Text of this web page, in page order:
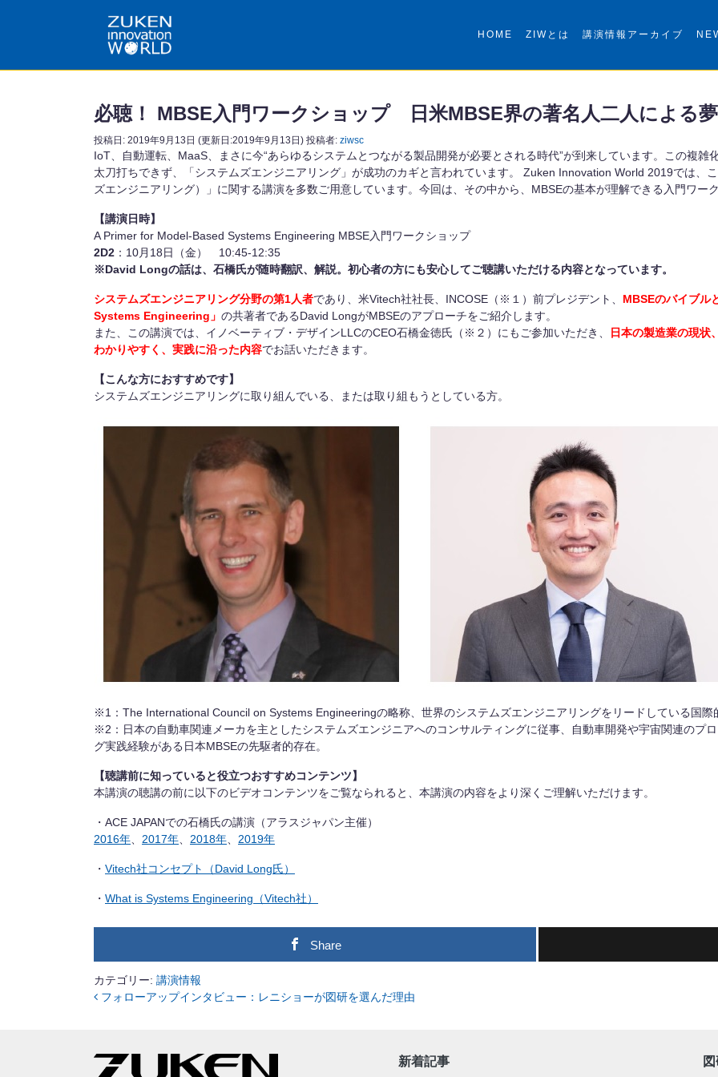
HOME ZIWとは 講演情報アーカイブ
必聴！ MBSE入門ワークショップ 日米MBSE界の著名人二人による夢
投稿日: 2019年9月13日 (更新日:2019年9月13日) 投稿者: ziwsc
IoT、自動運転、MaaS、まさに今“あらゆるシステムとつながる製品開発が必要とされる時代”が到来しています。この複
太刀打ちできず、「システムズエンジニアリング」が成功のカギと言われています。 Zuken Innovation World 2019では、
ズエンジニアリング）」に関する講演を多数ご用意しています。今回は、その中から、MBSEの基本が理解できる入門ワー
【講演日時】
A Primer for Model-Based Systems Engineering MBSE入門ワークショップ
2D2 ：10月18日（金） 10:45-12:35
※David Longの話は、石橋氏が随時翻訳、解説。初心者の方にも安心してご聴講いただける内容となっています。
システムズエンジニアリング分野の第1人者であり、米Vitech社社長、INCOSE（※１）前プレジデント、 MBSEのバイブル
Systems Engineering」 の共著者であるDavid LongがMBSEのアプローチをご紹介します。
また、この講演では、イノベーティブ・デザインLLCのCEO石橋金徳氏（※２）にもご参加いただき、
日本の製造業の現状
わかりやすく、実践に沿った内容でお話いただきます。
【こんな方におすすめです】
システムズエンジニアリングに取り組んでいる、または取り組もうとしている方。
※1：The International Council on Systems Engineeringの略称、世界のシステムズエンジニアリングをリードしている国際
※2：日本の自動車関連メーカを主としたシステムズエンジニアへのコンサルティングに従事、自動車開発や宇宙関連のプ
グ実践経験がある日本MBSEの先駆者的存在。
【聴講前に知っていると役立つおすすめコンテンツ】
本講演の聴講の前に以下のビデオコンテンツをご覧なられると、本講演の内容をより深くご理解いただけます。
・ACE JAPANでの石橋氏の講演（アラスジャパン主催）
2016年 2017年 2018年 2019年
・ Vitech社コンセプト（David Long氏）
・ What is Systems Engineering （Vitech社）
Share
カテゴリー: 講演情報
投稿ナビゲーション
フォローアップインタビュー：レニショーが図研を選んだ理由
新着記事